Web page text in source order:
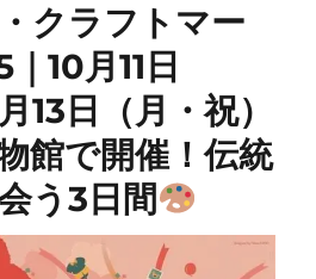
クラフトマー
10月11日
13日（月・祝）
館で開催！伝統
う3日間